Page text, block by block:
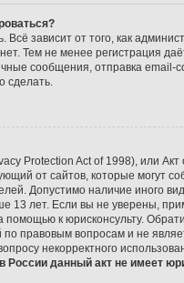
Всё зависит от того, как
Тем не менее регистрация
сообщения, отправка email-
сделать.
Protection Act of 1998), или
от сайтов, которые могут
Допустимо наличие иного
13 лет. Если вы не уверены,
помощью к юрисконсульту.
правовым вопросам и не
некорректного
России данный акт не имеет